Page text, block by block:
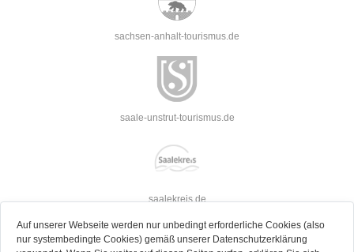
Auf unserer Webseite werden nur unbedingt erforderliche Cookies (also
nur systembedingte Cookies) gemäß unserer Datenschutzerklärung
sachsen-anhalt-tourismus.de
saale-unstrut-tourismus.de
saalekreis.de